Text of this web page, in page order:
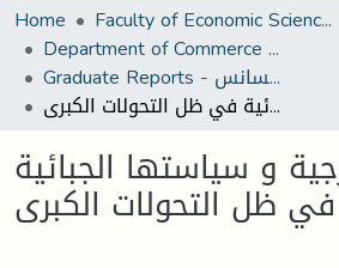
Home
Faculty of Economic Sciences, Commerce and Management Sciences
Department of Commerce Science
Graduate Reports - تقارير الليسانس
التجارة الخارجية و سياستها الجبائية في ظل التحولات الكبرى
و سياستها الجبائية
في ظل التحولات الكبرى